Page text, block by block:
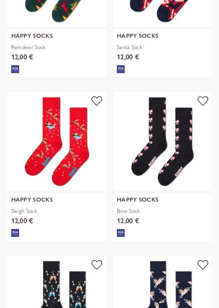
HAPPY SOCKS
Reindeer Sock
12,00 €
HAPPY SOCKS
Santa Sock
12,00 €
HAPPY SOCKS
Sleigh Sock
12,00 €
HAPPY SOCKS
Bow Sock
12,00 €